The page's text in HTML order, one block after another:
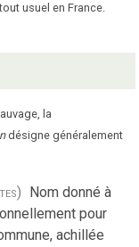
usuel en France.
la
désigne généralement
Nom donné à
pour
achillée